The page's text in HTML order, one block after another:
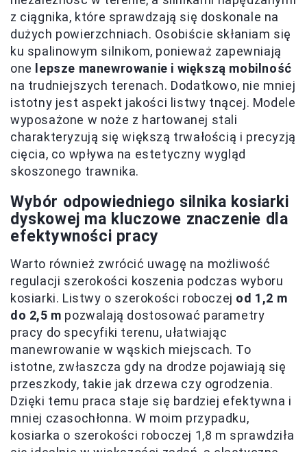
z ciągnika, które sprawdzają się doskonale na
dużych powierzchniach. Osobiście skłaniam się
ku spalinowym silnikom, ponieważ zapewniają
one lepsze manewrowanie i większą mobilność
na trudniejszych terenach. Dodatkowo, nie mniej
istotny jest aspekt jakości listwy tnącej. Modele
wyposażone w noże z hartowanej stali
charakteryzują się większą trwałością i precyzją
cięcia, co wpływa na estetyczny wygląd
skoszonego trawnika.
Wybór odpowiedniego silnika kosiarki
dyskowej ma kluczowe znaczenie dla
efektywności pracy
Warto również zwrócić uwagę na możliwość
regulacji szerokości koszenia podczas wyboru
kosiarki. Listwy o szerokości roboczej od 1,2 m
do 2,5 m pozwalają dostosować parametry
pracy do specyfiki terenu, ułatwiając
manewrowanie w wąskich miejscach. To
istotne, zwłaszcza gdy na drodze pojawiają się
przeszkody, takie jak drzewa czy ogrodzenia.
Dzięki temu praca staje się bardziej efektywna i
mniej czasochłonna. W moim przypadku,
kosiarka o szerokości roboczej 1,8 m sprawdziła